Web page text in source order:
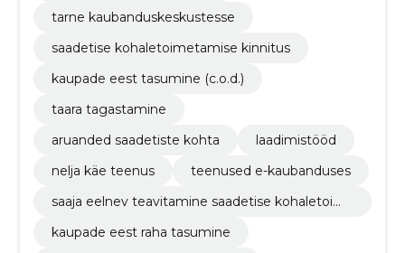
tarne kaubanduskeskustesse
saadetise kohaletoimetamise kinnitus
kaupade eest tasumine (c.o.d.)
taara tagastamine
aruanded saadetiste kohta
laadimistööd
nelja käe teenus
teenused e-kaubanduses
saaja eelnev teavitamine saadetise kohaletoim
kaupade eest raha tasumine